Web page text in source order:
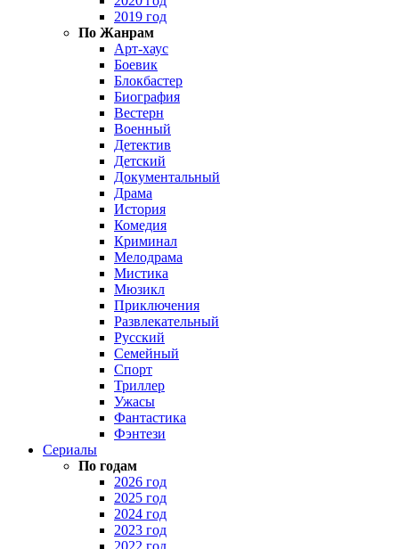
2019 год
По Жанрам
Арт-хаус
Боевик
Блокбастер
Биография
Вестерн
Военный
Детектив
Детский
Документальный
Драма
История
Комедия
Криминал
Мелодрама
Мистика
Мюзикл
Приключения
Развлекательный
Русский
Семейный
Спорт
Триллер
Ужасы
Фантастика
Фэнтези
Сериалы
По годам
2026 год
2025 год
2024 год
2023 год
2022 год